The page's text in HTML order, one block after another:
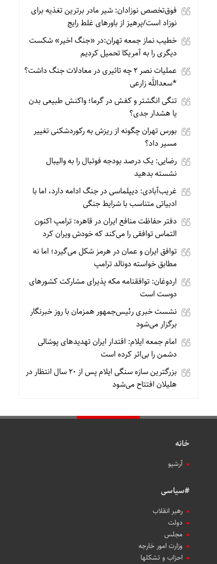
فوق‌تخصص نوزادان: شیر مادر برترین تغذیه برای
نوزاد است/پرهیز از باورهای غلط رایج
خطیب نماز جمعه تهران:در «جنگ اخیر» شکست
دیگری را به آمریکا تحمیل کردیم
عملیات نصر ۲ چه تاثیری در معادلات جنگ داشت؟
*سعدالله زارعی
تنگی انگشتر و کفش در گرما؛ واکنش طبیعی بدن
یا هشدار جدی؟
بورس تهران چگونه از ریزش به رکوردشکنی تغییر
مسیر داد؟
رضایی: یک درصد بودجه فوتبال را به والیبال
نشسته بدهید
غریب‌آبادی: دیپلماسی در جنگ ادامه دارد، اما با
ادبیاتی متناسب با شرایط جنگی
دفتر حفاظت منافع ایران در قاهره: ترامپ اکنون
التماس توافقی را می‌کند که خودش ویران کرد
توافق ایران و عمان در هرمز شکل می‌گیرد؛ اما نه
مطابق خواسته دونالد ترامپ
اردوغان: توافقنامه مکه پذیرای مشارکت کشورهای
دوست است
نشست خبری رئیس‌جمهور همزمان با روز خبرنگار
برگزار می‌شود
امام جمعه ایلام: اقتدار ایران تهدیدهای پوشالی
دشمن را بی‌اثر کرده است
بزرگترین سازه سنگی ایلام پس از ۲۰ سال انتظار در
هلیلان افتتاح می‌شود
خانه
آرشیو
#سیاسی
رهبر انقلاب
دولت
مجلس
وزارت امور خارجه
احزاب و تشکلها